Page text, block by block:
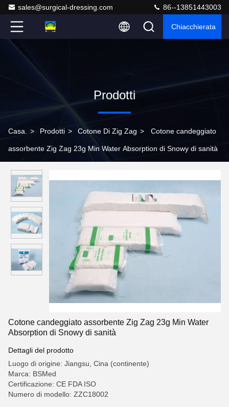
sales@surgical-dressing.com 86--13851443003
Chiacchierata
Prodotti
Casa. > Prodotti > Cotone Di Zig Zag > Cotone candeggiato
assorbente Zig Zag 23g Min Water Absorption di Snowy di sanità
Cotone candeggiato assorbente Zig Zag 23g Min Water
Absorption di Snowy di sanità
Dettagli del prodotto
Luogo di origine: Jiangsu, Cina (continente)
Marca: BSMed
Certificazione: CE FDA ISO
Numero di modello: ZZC18002